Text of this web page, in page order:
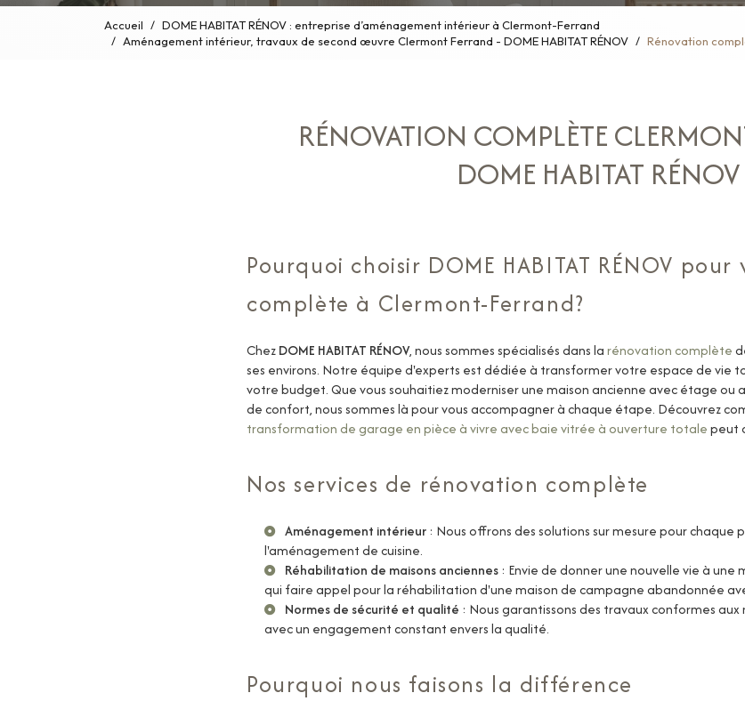
Accueil
DOME HABITAT RÉNOV : entreprise d’aménagement intérieur à Clermont-Ferrand
Aménagement intérieur, travaux de second œuvre Clermont Ferrand - DOME HABITAT RÉNOV
Rénovation
RÉNOVATION COMPLÈTE
DOME HABITAT RÉNOV
Pourquoi choisir DOME HABITAT RÉNOV
complète à Clermont-Ferrand?
ChezDOME HABITAT RÉNOV, nous sommes spécialisés dans larénovation complète
ses environs. Notre équipe d'experts est dédiée à transformer votre espace de vie
votre budget. Que vous souhaitiez moderniser une maison ancienne avec étage
de confort, nous sommes là pour vous accompagner à chaque étape. Découvrez
transformation de garage en pièce à vivre avec baie vitrée à ouverture totalepeut
Nos services de rénovation complète
Aménagement intérieur : Nous offrons des solutions sur mesure pour chaque
l'aménagement de cuisine.
Réhabilitation de maisons anciennes : Envie de donner une nouvelle vie à
qui faire appel pour la réhabilitation d'une maison de campagne abandonnée
Normes de sécurité et qualité : Nous garantissons des travaux conformes
avec un engagement constant envers la qualité.
Pourquoi nous faisons la différence